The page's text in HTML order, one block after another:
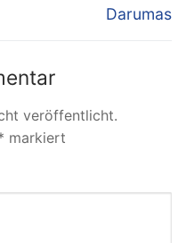
Darumas
veröffentlicht.
markiert